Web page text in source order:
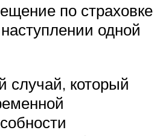
по страховке
одной
случай, который